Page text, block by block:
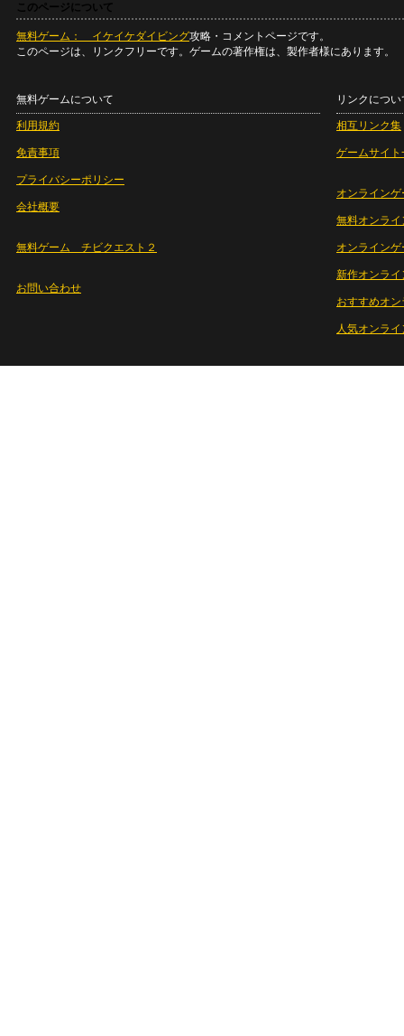
このページについて
無料ゲーム： イケイケダイビング攻略・コメントページです。
このページは、リンクフリーです。ゲームの著作権は、製作者様にあります。
無料ゲームについて
利用規約
免責事項
プライバシーポリシー
会社概要
無料ゲーム チビクエスト２
お問い合わせ
リンクについ
相互リンク集
ゲームサイト
オンラインゲ
無料オンライ
オンライン
新作オンライ
おすすめオ
人気オンラ